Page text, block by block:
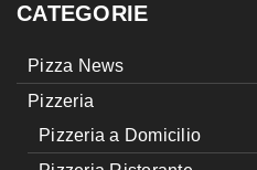
CATEGORIE
Pizza News
Pizzeria
Pizzeria a Domicilio